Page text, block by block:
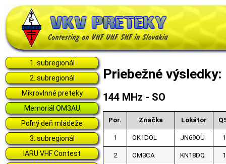
1. subregionál
2. subregionál
Mikrovlnné preteky
Memoriál OM3AU
Poľný deň mládeže
3. subregionál
IARU VHF Contest
Priebežné
144 MHz - SO
Por. Značka Lokátor
1 OK1DOL JN69OU
2 OM3CA KN18DQ